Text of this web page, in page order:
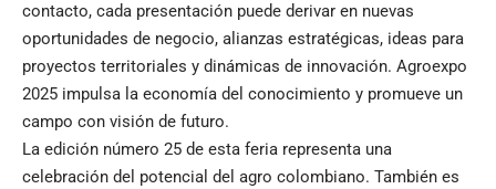
contacto, cada presentación puede derivar en nuevas
oportunidades de negocio, alianzas estratégicas, ideas para
proyectos territoriales y dinámicas de innovación. Agroexpo
2025 impulsa la economía del conocimiento y promueve un
campo con visión de futuro.
La edición número 25 de esta feria representa una
celebración del potencial del agro colombiano. También es